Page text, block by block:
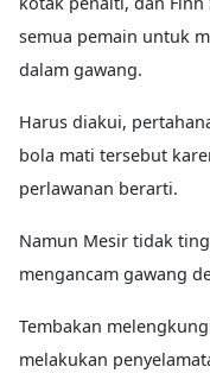
semua pemain untuk
dalam gawang.
Harus diakui,
bola mati tersebut
perlawanan berarti.
Namun Mesir tidak
mengancam gawang
Tembakan
melakukan